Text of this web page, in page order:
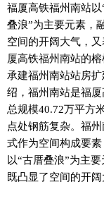
福厦高铁福州南站
叠浪”为主要元素，
空间的开阔大气，
厦高铁福州南站的
承建福州南站站房
绍，福州南站是福
总规模40.72万平方
点处钢筋复杂。福
式作为空间构成要素
以“古厝叠浪”为主
既凸显了空间的开阔